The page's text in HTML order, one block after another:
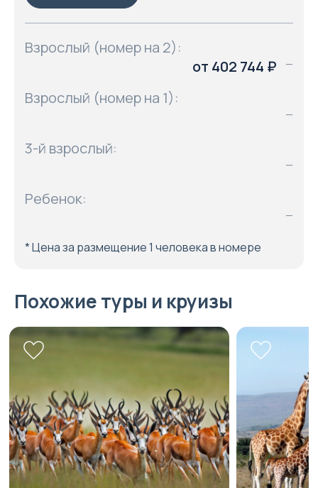
Взрослый (номер на 2):
от 402 744 ₽
—
Взрослый (номер на 1):
—
3-й взрослый:
—
Ребенок:
—
* Цена за размещение 1 человека в номере
Похожие туры и круизы